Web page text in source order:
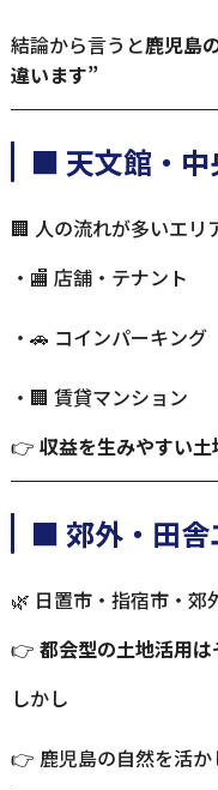
結論から言うと鹿児島
違います”
■ 天文館・中
🏢 人の流れが多いエリ
・🏬 店舗・テナント
・🚗 コインパーキング
・🏢 賃貸マンション
👉 収益を生みやすい
■ 郊外・田舎
🌿 日置市・指宿市・郊
👉 都会型の土地活用
しかし
👉 鹿児島の自然を活